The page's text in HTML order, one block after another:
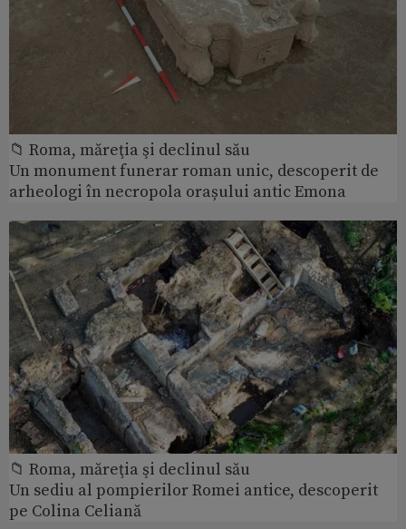
📁 Roma, măreţia şi declinul său
Un monument funerar roman unic, descoperit de
arheologi în necropola orașului antic Emona
📁 Roma, măreţia şi declinul său
Un sediu al pompierilor Romei antice, descoperit
pe Colina Celiană